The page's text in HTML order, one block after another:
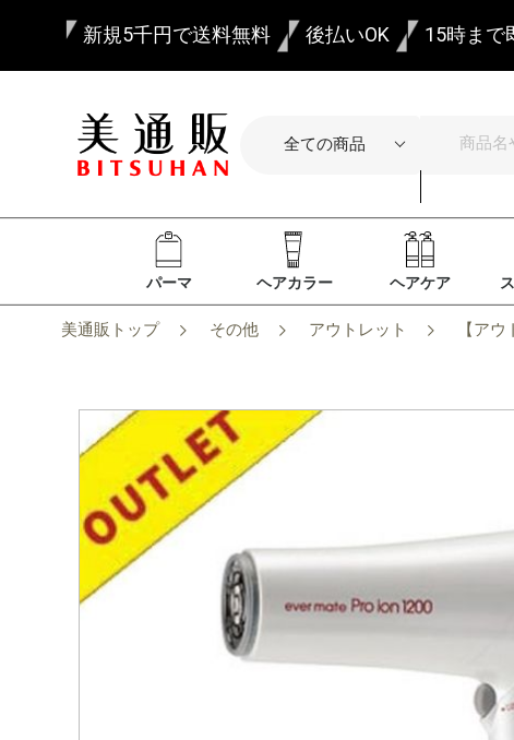
新規5千円で送料無料 後払いOK 15時まで
パーマ ヘアカラー ヘアケア
美通販トップ その他 アウトレット 【ア